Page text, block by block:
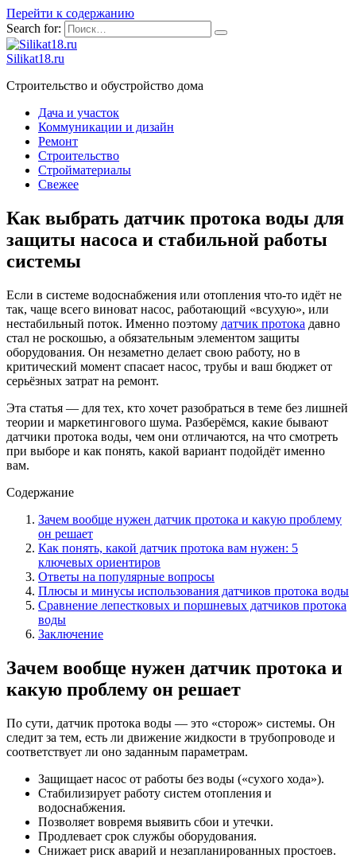
Перейти к содержанию
Search for:
Silikat18.ru
Строительство и обустройство дома
Дача и участок
Коммуникации и дизайн
Ремонт
Строительство
Стройматериалы
Свежее
Как выбрать датчик протока воды для
защиты насоса и стабильной работы
системы
Если в системе водоснабжения или отопления что-то идёт не
так, чаще всего виноват насос, работающий «всухую», или
нестабильный поток. Именно поэтому датчик протока давно
стал не роскошью, а обязательным элементом защиты
оборудования. Он незаметно делает свою работу, но в
критический момент спасает насос, трубы и ваш бюджет от
серьёзных затрат на ремонт.
Эта статья — для тех, кто хочет разобраться в теме без лишней
теории и маркетингового шума. Разберёмся, какие бывают
датчики протока воды, чем они отличаются, на что смотреть
при выборе и как понять, какой вариант подойдёт именно
вам.
Содержание
Зачем вообще нужен датчик протока и какую проблему
он решает
Как понять, какой датчик протока вам нужен: 5
ключевых ориентиров
Ответы на популярные вопросы
Плюсы и минусы использования датчиков протока воды
Сравнение лепестковых и поршневых датчиков протока
воды
Заключение
Зачем вообще нужен датчик протока и
какую проблему он решает
По сути, датчик протока воды — это «сторож» системы. Он
следит за тем, есть ли движение жидкости в трубопроводе и
соответствует ли оно заданным параметрам.
Защищает насос от работы без воды («сухого хода»).
Стабилизирует работу систем отопления и
водоснабжения.
Позволяет вовремя выявить сбои и утечки.
Продлевает срок службы оборудования.
Снижает риск аварий и незапланированных простоев.